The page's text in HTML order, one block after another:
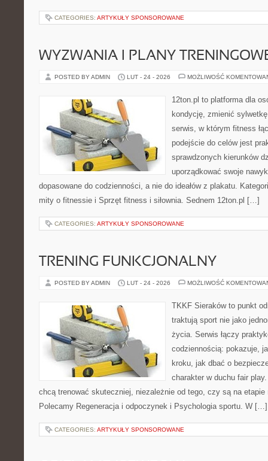
CATEGORIES: ARTYKUŁY SPONSOROWANE
WYZWANIA I PLANY
POSTED BY ADMIN LUT - 24 - 2026 MOŻLIWOŚĆ
12ton.pl to platforma dla
kondycję, zmienić
serwis, w którym fitness
podejście do celów jest
sprawdzonych kierunków
uporządkować swoje
dopasowane do codzienności, a nie do ideałów z plakatu.
mity o fitnessie i Sprzęt fitness i siłownia. Sednem 12ton.pl […]
CATEGORIES: ARTYKUŁY SPONSOROWANE
TRENING FUNKCJONALNY
POSTED BY ADMIN LUT - 24 - 2026 MOŻLIWOŚĆ
TKKF Sieraków to punkt
traktują sport nie jako
życia. Serwis łączy
codziennością: pokazuje,
kroku, jak dbać o
charakter w duchu fair
chcą trenować skuteczniej, niezależnie od tego, czy są na etapie
Polecamy Regeneracja i odpoczynek i Psychologia sportu. W […]
CATEGORIES: ARTYKUŁY SPONSOROWANE